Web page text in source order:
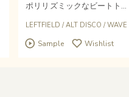
ポリリズミックなビートトラ
るNTSプログラムやエディッ
トワークで、ハードなディス
LEFTFIELD /ALT DISCO /WAVE
Sample Wishlist